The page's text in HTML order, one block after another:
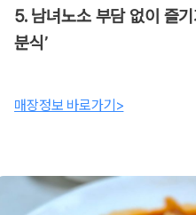
5. 남녀노소 부담 없이 즐
분식’
매장정보 바로가기>